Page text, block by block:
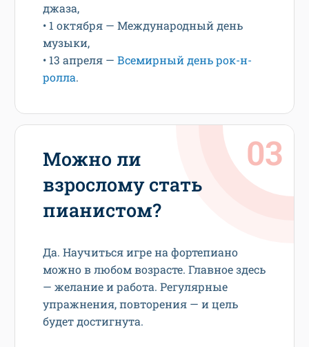
джаза,
• 1 октября — Международный день
музыки,
• 13 апреля — Всемирный день рок-н-
ролла.
Можно ли
взрослому стать
пианистом?
Да. Научиться игре на фортепиано
можно в любом возрасте. Главное здесь
— желание и работа. Регулярные
упражнения, повторения — и цель
будет достигнута.